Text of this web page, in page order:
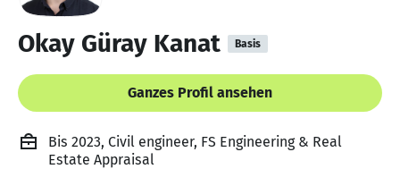
Okay Güray Kanat Basis
Ganzes Profil ansehen
Bis 2023, Civil engineer, FS Engineering & Real
Estate Appraisal